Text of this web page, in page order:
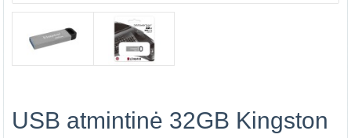
USB atmintinė 32GB Kingston